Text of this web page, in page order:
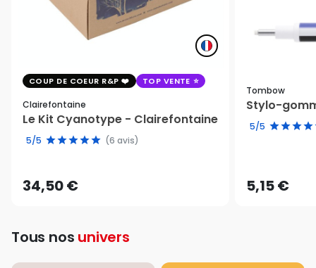
COUP DE COEUR R&P TOP VENTE
Clairefontaine
Le Kit Cyanotype - Clairefontaine
5/5 (6 avis)
34,50 €
Tombow
Stylo-
5/5
5,15 €
Tous nos univers